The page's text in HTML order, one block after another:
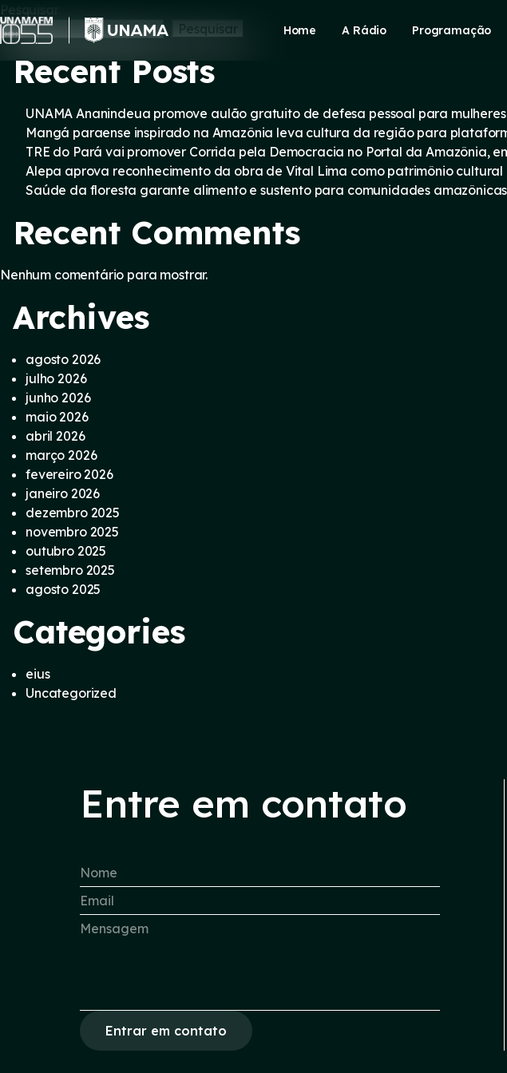
Skip
to
content
Home A Rádio Programação
Pesquisar
Pesquisar
Recent Posts
UNAMA Ananindeua promove aulão gratuito de defesa pessoal para
Mangá paraense inspirado na Amazônia leva cultura da região para
TRE do Pará vai promover Corrida pela Democracia no Portal da Amazônia,
Alepa aprova reconhecimento da obra de Vital Lima como patrimônio cultural
Saúde da floresta garante alimento e sustento para comunidades
Recent Comments
Nenhum comentário para mostrar.
Archives
agosto 2026
julho 2026
junho 2026
maio 2026
abril 2026
março 2026
fevereiro 2026
janeiro 2026
dezembro 2025
novembro 2025
outubro 2025
setembro 2025
agosto 2025
Categories
eius
Uncategorized
Entre em contato
Entrar em contato